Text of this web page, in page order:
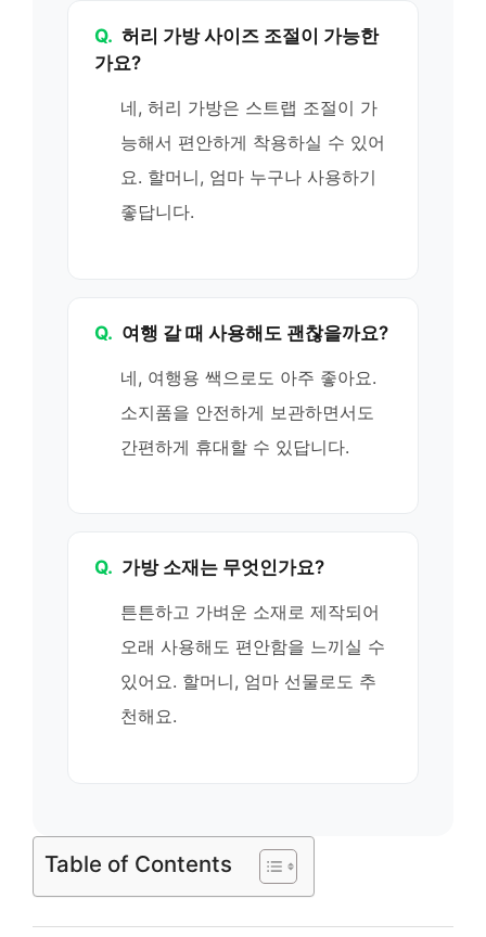
Q. 허리 가방 사이즈 조절이 가능한
가요?
네, 허리 가방은 스트랩 조절이 가
능해서 편안하게 착용하실 수 있어
요. 할머니, 엄마 누구나 사용하기
좋답니다.
Q. 여행 갈 때 사용해도 괜찮을까요?
네, 여행용 쌕으로도 아주 좋아요.
소지품을 안전하게 보관하면서도
간편하게 휴대할 수 있답니다.
Q. 가방 소재는 무엇인가요?
튼튼하고 가벼운 소재로 제작되어
오래 사용해도 편안함을 느끼실 수
있어요. 할머니, 엄마 선물로도 추
천해요.
Table of Contents